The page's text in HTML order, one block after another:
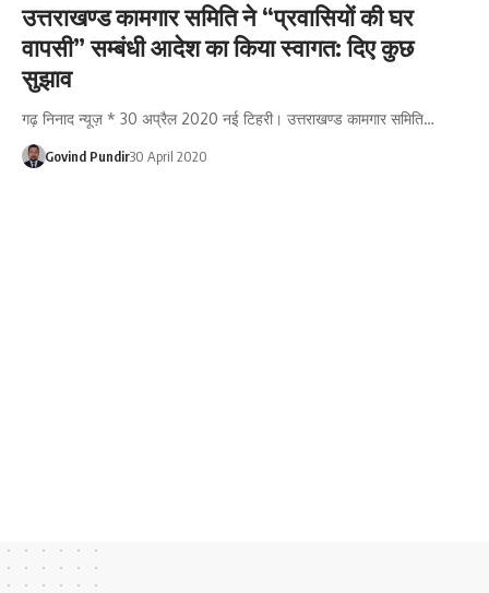
उत्तराखण्ड कामगार समिति ने “प्रवासियों की घर
वापसी” सम्बंधी आदेश का किया स्वागत: दिए कुछ
सुझाव
गढ़ निनाद न्यूज़ * 30 अप्रैल 2020 नई टिहरी। उत्तराखण्ड कामगार समिति…
Govind Pundir30 April 2020